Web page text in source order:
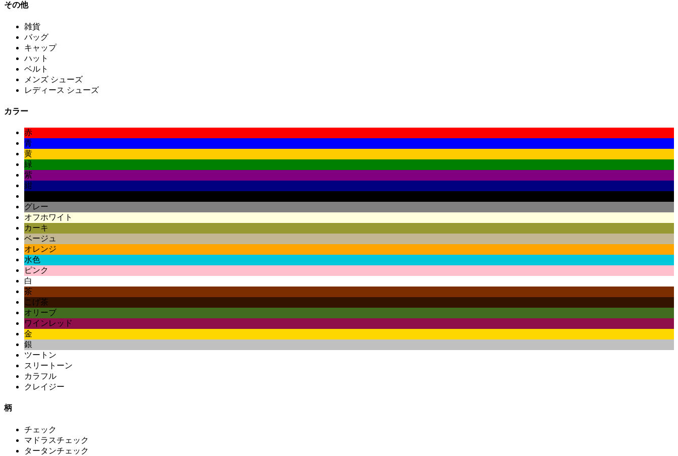
その他
雑貨
バッグ
キャップ
ハット
ベルト
メンズ シューズ
レディース シューズ
カラー
赤
青
黄
緑
紫
紺
グレー
オフホワイト
カーキ
ベージュ
オレンジ
水色
ピンク
白
茶
こげ茶
オリーブ
ワインレッド
金
銀
ツートン
スリートーン
カラフル
クレイジー
柄
チェック
マドラスチェック
タータンチェック